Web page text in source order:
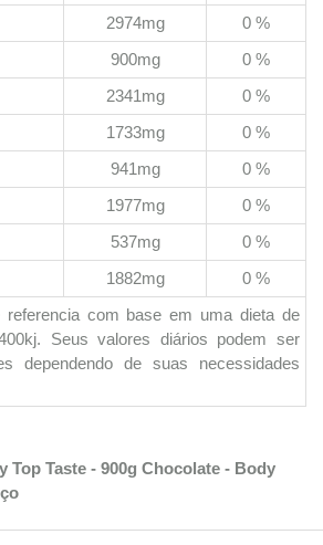
2974mg
0 %
900mg
0 %
2341mg
0 %
1733mg
0 %
941mg
0 %
1977mg
0 %
537mg
0 %
1882mg
0 %
referencia com base em uma dieta de
Seus valores diários podem ser
dependendo de suas necessidades
Top Taste - 900g Chocolate - Body